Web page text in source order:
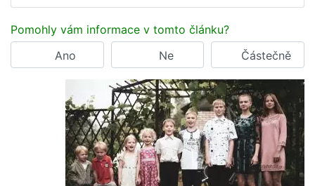
Pomohly vám informace v tomto článku?
Ano
Ne Částečně